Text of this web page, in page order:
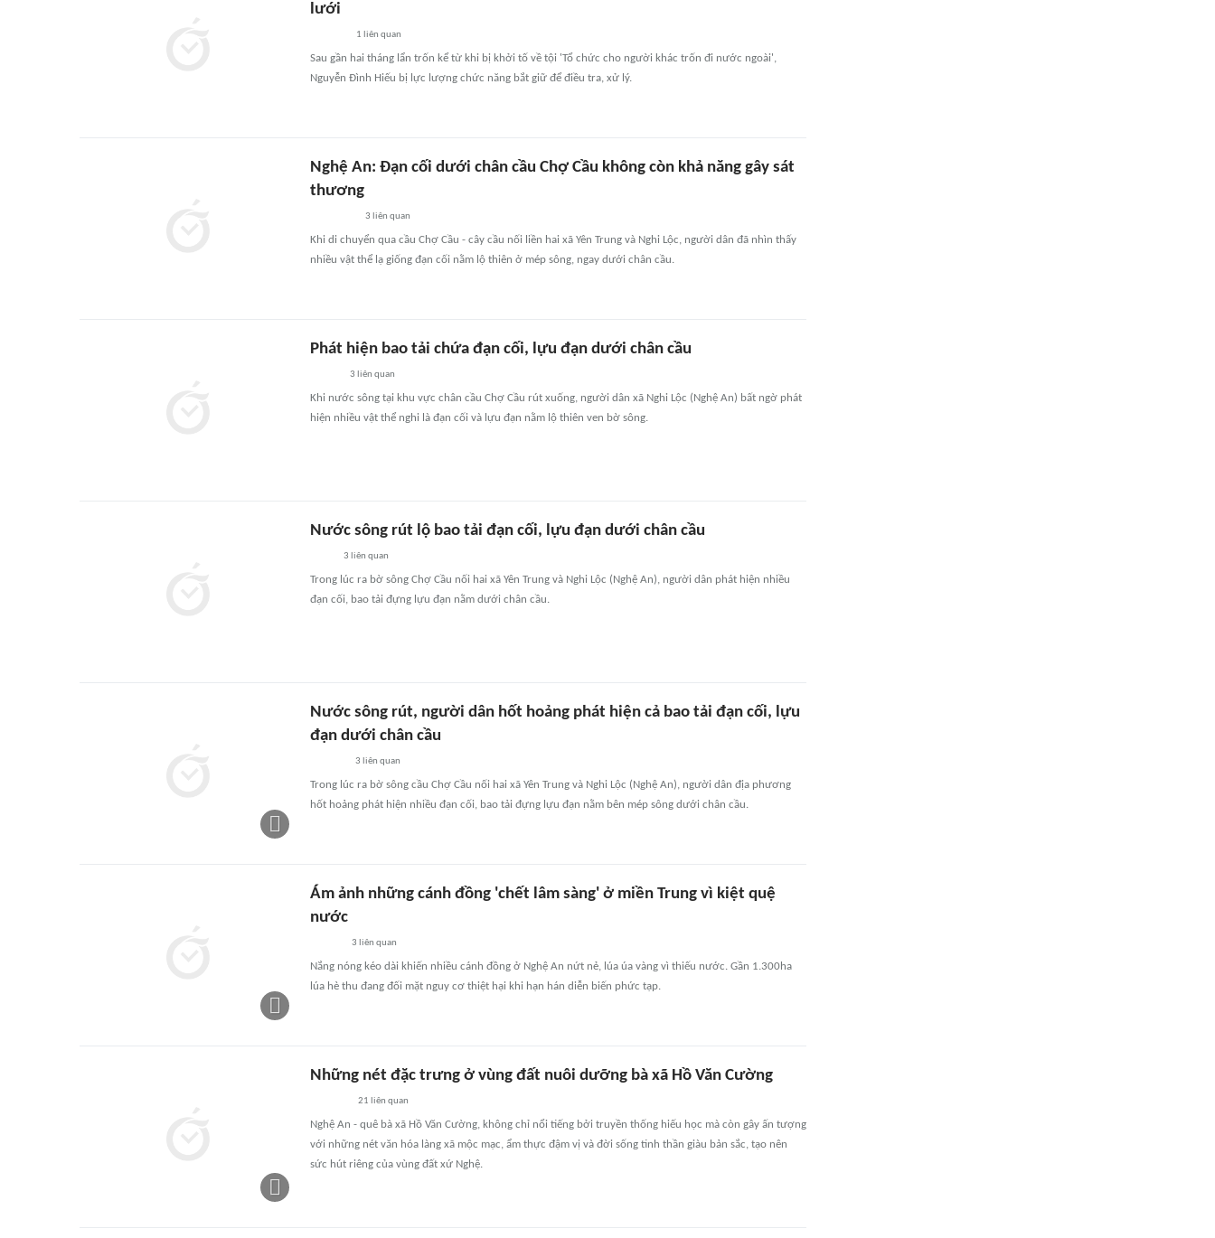
lưới
1 liên quan
Sau gần hai tháng lẩn trốn kể từ khi bị khởi tố về tội 'Tổ chức cho người khác trốn đi nước ngoài',
Nguyễn Đình Hiếu bị lực lượng chức năng bắt giữ để điều tra, xử lý.
Nghệ An: Đạn cối dưới chân cầu Chợ Cầu không còn khả năng gây sát
thương
3 liên quan
Khi di chuyển qua cầu Chợ Cầu - cây cầu nối liền hai xã Yên Trung và Nghi Lộc, người dân đã nhìn thấy
nhiều vật thể lạ giống đạn cối nằm lộ thiên ở mép sông, ngay dưới chân cầu.
Phát hiện bao tải chứa đạn cối, lựu đạn dưới chân cầu
3 liên quan
Khi nước sông tại khu vực chân cầu Chợ Cầu rút xuống, người dân xã Nghi Lộc (Nghệ An) bất ngờ phát
hiện nhiều vật thể nghi là đạn cối và lựu đạn nằm lộ thiên ven bờ sông.
Nước sông rút lộ bao tải đạn cối, lựu đạn dưới chân cầu
3 liên quan
Trong lúc ra bờ sông Chợ Cầu nối hai xã Yên Trung và Nghi Lộc (Nghệ An), người dân phát hiện nhiều
đạn cối, bao tải đựng lựu đạn nằm dưới chân cầu.
Nước sông rút, người dân hốt hoảng phát hiện cả bao tải đạn cối, lựu
đạn dưới chân cầu
3 liên quan
Trong lúc ra bờ sông cầu Chợ Cầu nối hai xã Yên Trung và Nghi Lộc (Nghệ An), người dân địa phương
hốt hoảng phát hiện nhiều đạn cối, bao tải đựng lựu đạn nằm bên mép sông dưới chân cầu.
Ám ảnh những cánh đồng 'chết lâm sàng' ở miền Trung vì kiệt quệ
nước
3 liên quan
Nắng nóng kéo dài khiến nhiều cánh đồng ở Nghệ An nứt nẻ, lúa úa vàng vì thiếu nước. Gần 1.300ha
lúa hè thu đang đối mặt nguy cơ thiệt hại khi hạn hán diễn biến phức tạp.
Những nét đặc trưng ở vùng đất nuôi dưỡng bà xã Hồ Văn Cường
21 liên quan
Nghệ An - quê bà xã Hồ Văn Cường, không chỉ nổi tiếng bởi truyền thống hiếu học mà còn gây ấn tượng
với những nét văn hóa làng xã mộc mạc, ẩm thực đậm vị và đời sống tinh thần giàu bản sắc, tạo nên
sức hút riêng của vùng đất xứ Nghệ.